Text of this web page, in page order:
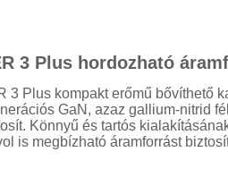
3 Plus hordozható
3 Plus kompakt erőmű bővíthető
GaN, azaz gallium-nitrid
Könnyű és tartós
is megbízható áramforrást